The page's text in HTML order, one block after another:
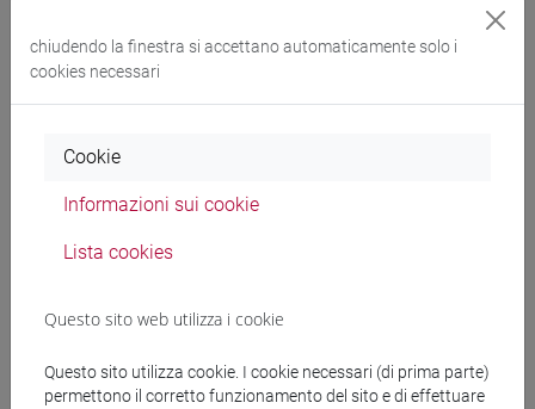
Materiali didattici
chiudendo la finestra si accettano automaticamente solo i
cookies necessari
Cookie
Informazioni sui cookie
Lista cookies
Questo sito web utilizza i cookie
Questo sito utilizza cookie. I cookie necessari (di prima parte)
permettono il corretto funzionamento del sito e di effettuare